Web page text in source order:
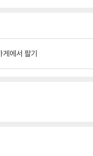
게에서 팔기